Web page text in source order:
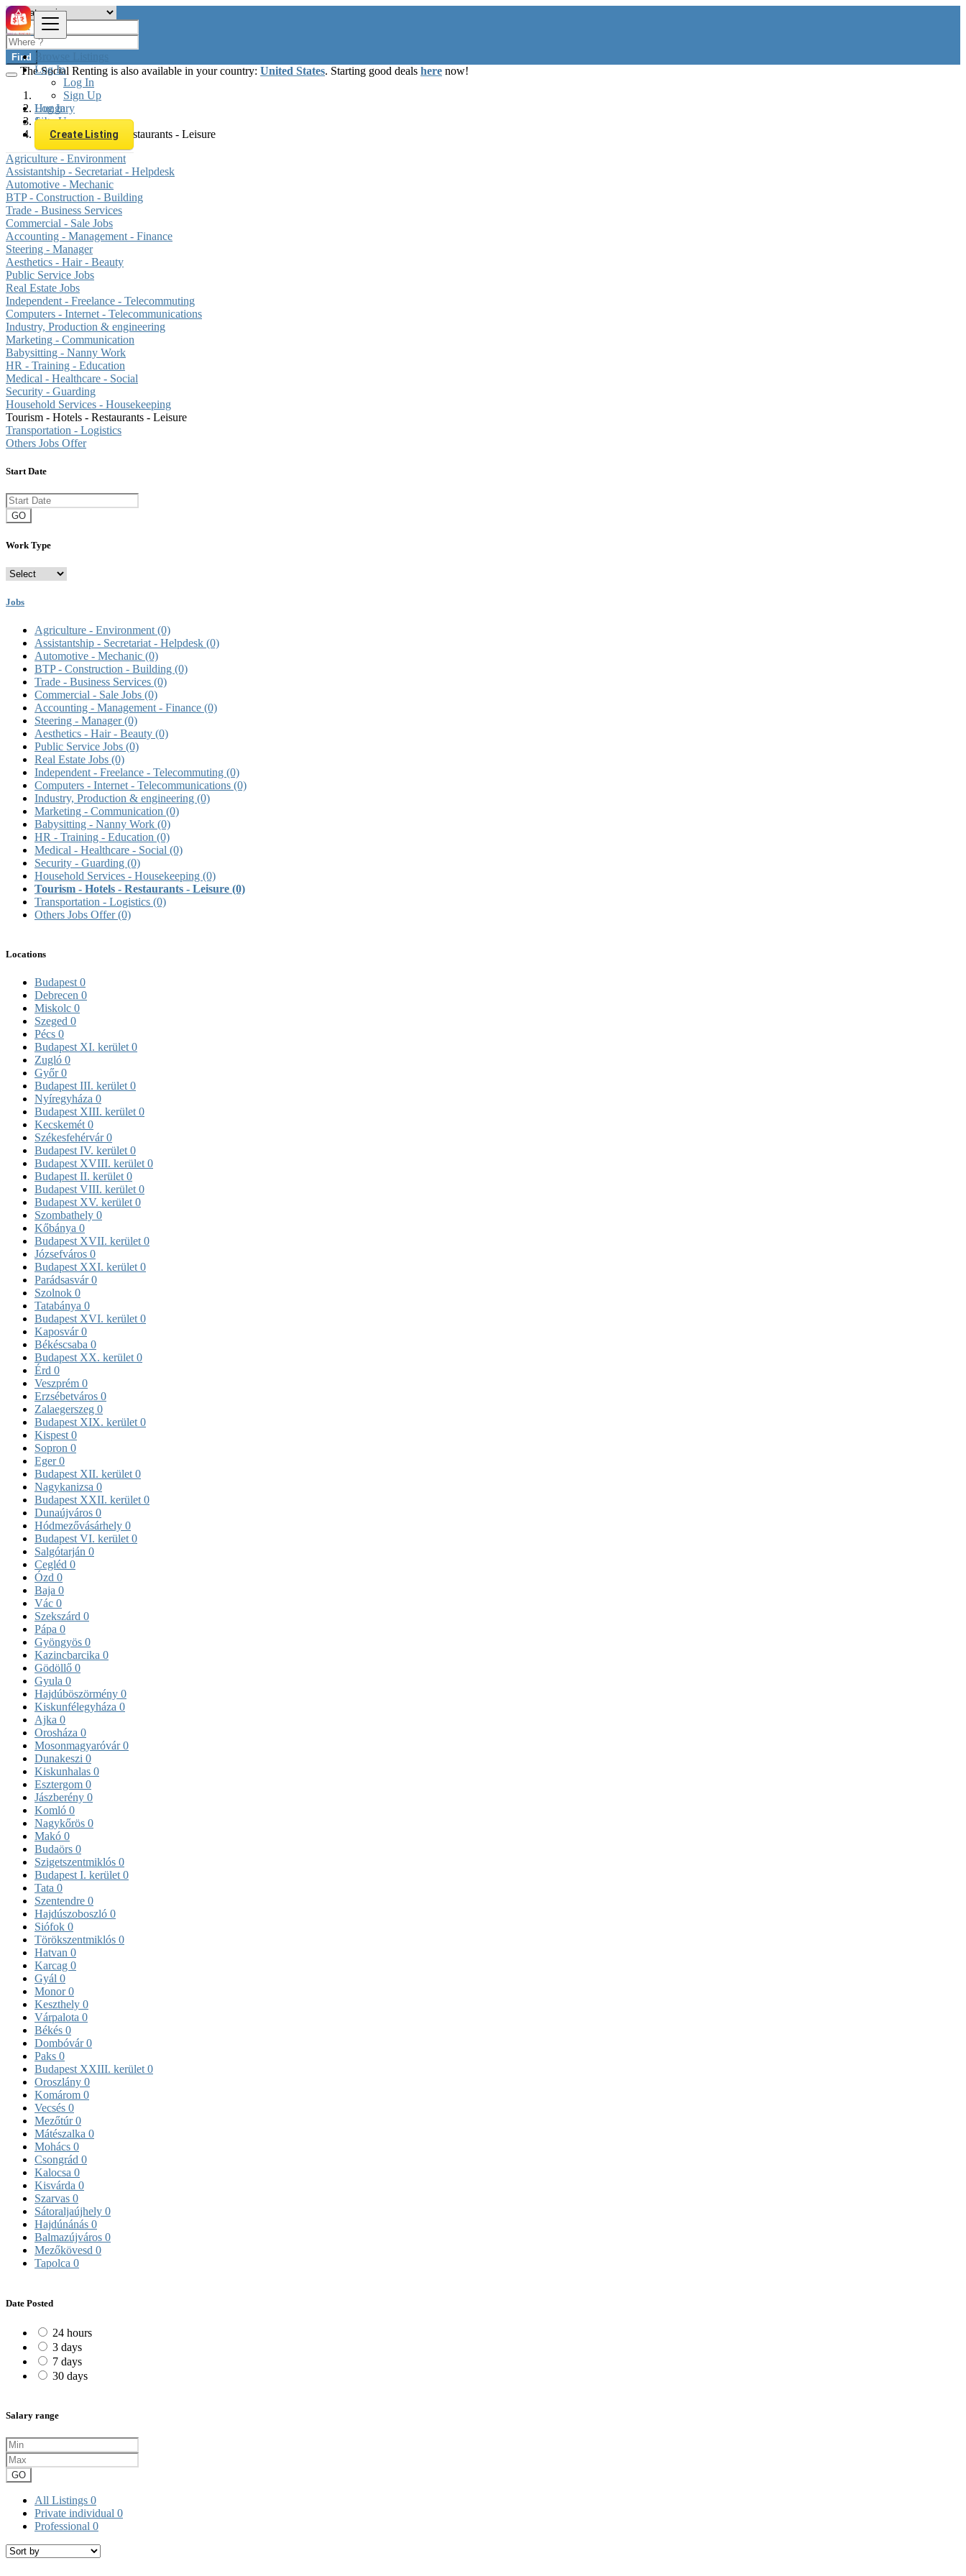
Browse Listings
Log In
Log In
Sign Up
Log In
Sign Up
Create Listing
Find
The Social Renting is also available in your country: United States. Starting good deals here now!
Hungary
Jobs
Tourism - Hotels - Restaurants - Leisure
Agriculture - Environment
Assistantship - Secretariat - Helpdesk
Automotive - Mechanic
BTP - Construction - Building
Trade - Business Services
Commercial - Sale Jobs
Accounting - Management - Finance
Steering - Manager
Aesthetics - Hair - Beauty
Public Service Jobs
Real Estate Jobs
Independent - Freelance - Telecommuting
Computers - Internet - Telecommunications
Industry, Production & engineering
Marketing - Communication
Babysitting - Nanny Work
HR - Training - Education
Medical - Healthcare - Social
Security - Guarding
Household Services - Housekeeping
Tourism - Hotels - Restaurants - Leisure
Transportation - Logistics
Others Jobs Offer
Start Date
GO
Work Type
Jobs
Agriculture - Environment (0)
Assistantship - Secretariat - Helpdesk (0)
Automotive - Mechanic (0)
BTP - Construction - Building (0)
Trade - Business Services (0)
Commercial - Sale Jobs (0)
Accounting - Management - Finance (0)
Steering - Manager(0)
Aesthetics - Hair - Beauty (0)
Public Service Jobs (0)
Real Estate Jobs (0)
Independent - Freelance - Telecommuting (0)
Computers - Internet - Telecommunications (0)
Industry, Production & engineering (0)
Marketing - Communication (0)
Babysitting - Nanny Work (0)
HR - Training - Education (0)
Medical - Healthcare - Social (0)
Security - Guarding (0)
Household Services - Housekeeping (0)
Tourism - Hotels - Restaurants - Leisure (0)
Transportation - Logistics (0)
Others Jobs Offer(0)
Locations
Budapest 0
Debrecen 0
Miskolc 0
Szeged 0
Pécs 0
Budapest XI. kerület 0
Zugló 0
Győr0
Budapest III. kerület 0
Nyíregyháza 0
Budapest XIII. kerület 0
Kecskemét 0
Székesfehérvár0
Budapest IV. kerület 0
Budapest XVIII. kerület 0
Budapest II. kerület 0
Budapest VIII. kerület 0
Budapest XV. kerület 0
Szombathely 0
Kőbánya 0
Budapest XVII. kerület 0
Józsefváros 0
Budapest XXI. kerület 0
Parádsasvár0
Szolnok 0
Tatabánya 0
Budapest XVI. kerület 0
Kaposvár0
Békéscsaba 0
Budapest XX. kerület 0
Érd 0
Veszprém 0
Erzsébetváros 0
Zalaegerszeg 0
Budapest XIX. kerület 0
Kispest 0
Sopron 0
Eger0
Budapest XII. kerület 0
Nagykanizsa 0
Budapest XXII. kerület 0
Dunaújváros 0
Hódmezővásárhely 0
Budapest VI. kerület 0
Salgótarján 0
Cegléd 0
Ózd 0
Baja 0
Vác 0
Szekszárd 0
Pápa 0
Gyöngyös 0
Kazincbarcika 0
Gödöllő 0
Gyula 0
Hajdúböszörmény 0
Kiskunfélegyháza 0
Ajka 0
Orosháza 0
Mosonmagyaróvár0
Dunakeszi 0
Kiskunhalas 0
Esztergom 0
Jászberény 0
Komló 0
Nagykőrös 0
Makó 0
Budaörs 0
Szigetszentmiklós 0
Budapest I. kerület 0
Tata 0
Szentendre 0
Hajdúszoboszló 0
Siófok 0
Törökszentmiklós 0
Hatvan 0
Karcag 0
Gyál 0
Monor0
Keszthely 0
Várpalota 0
Békés 0
Dombóvár0
Paks 0
Budapest XXIII. kerület 0
Oroszlány 0
Komárom 0
Vecsés 0
Mezőtúr0
Mátészalka 0
Mohács 0
Csongrád 0
Kalocsa 0
Kisvárda 0
Szarvas 0
Sátoraljaújhely 0
Hajdúnánás 0
Balmazújváros 0
Mezőkövesd 0
Tapolca 0
Date Posted
24 hours
3 days
7 days
30 days
Salary range
GO
All Listings 0
Private individual 0
Professional 0